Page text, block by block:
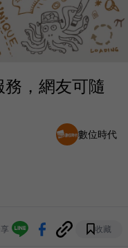
，網友可隨
數位時代
收藏